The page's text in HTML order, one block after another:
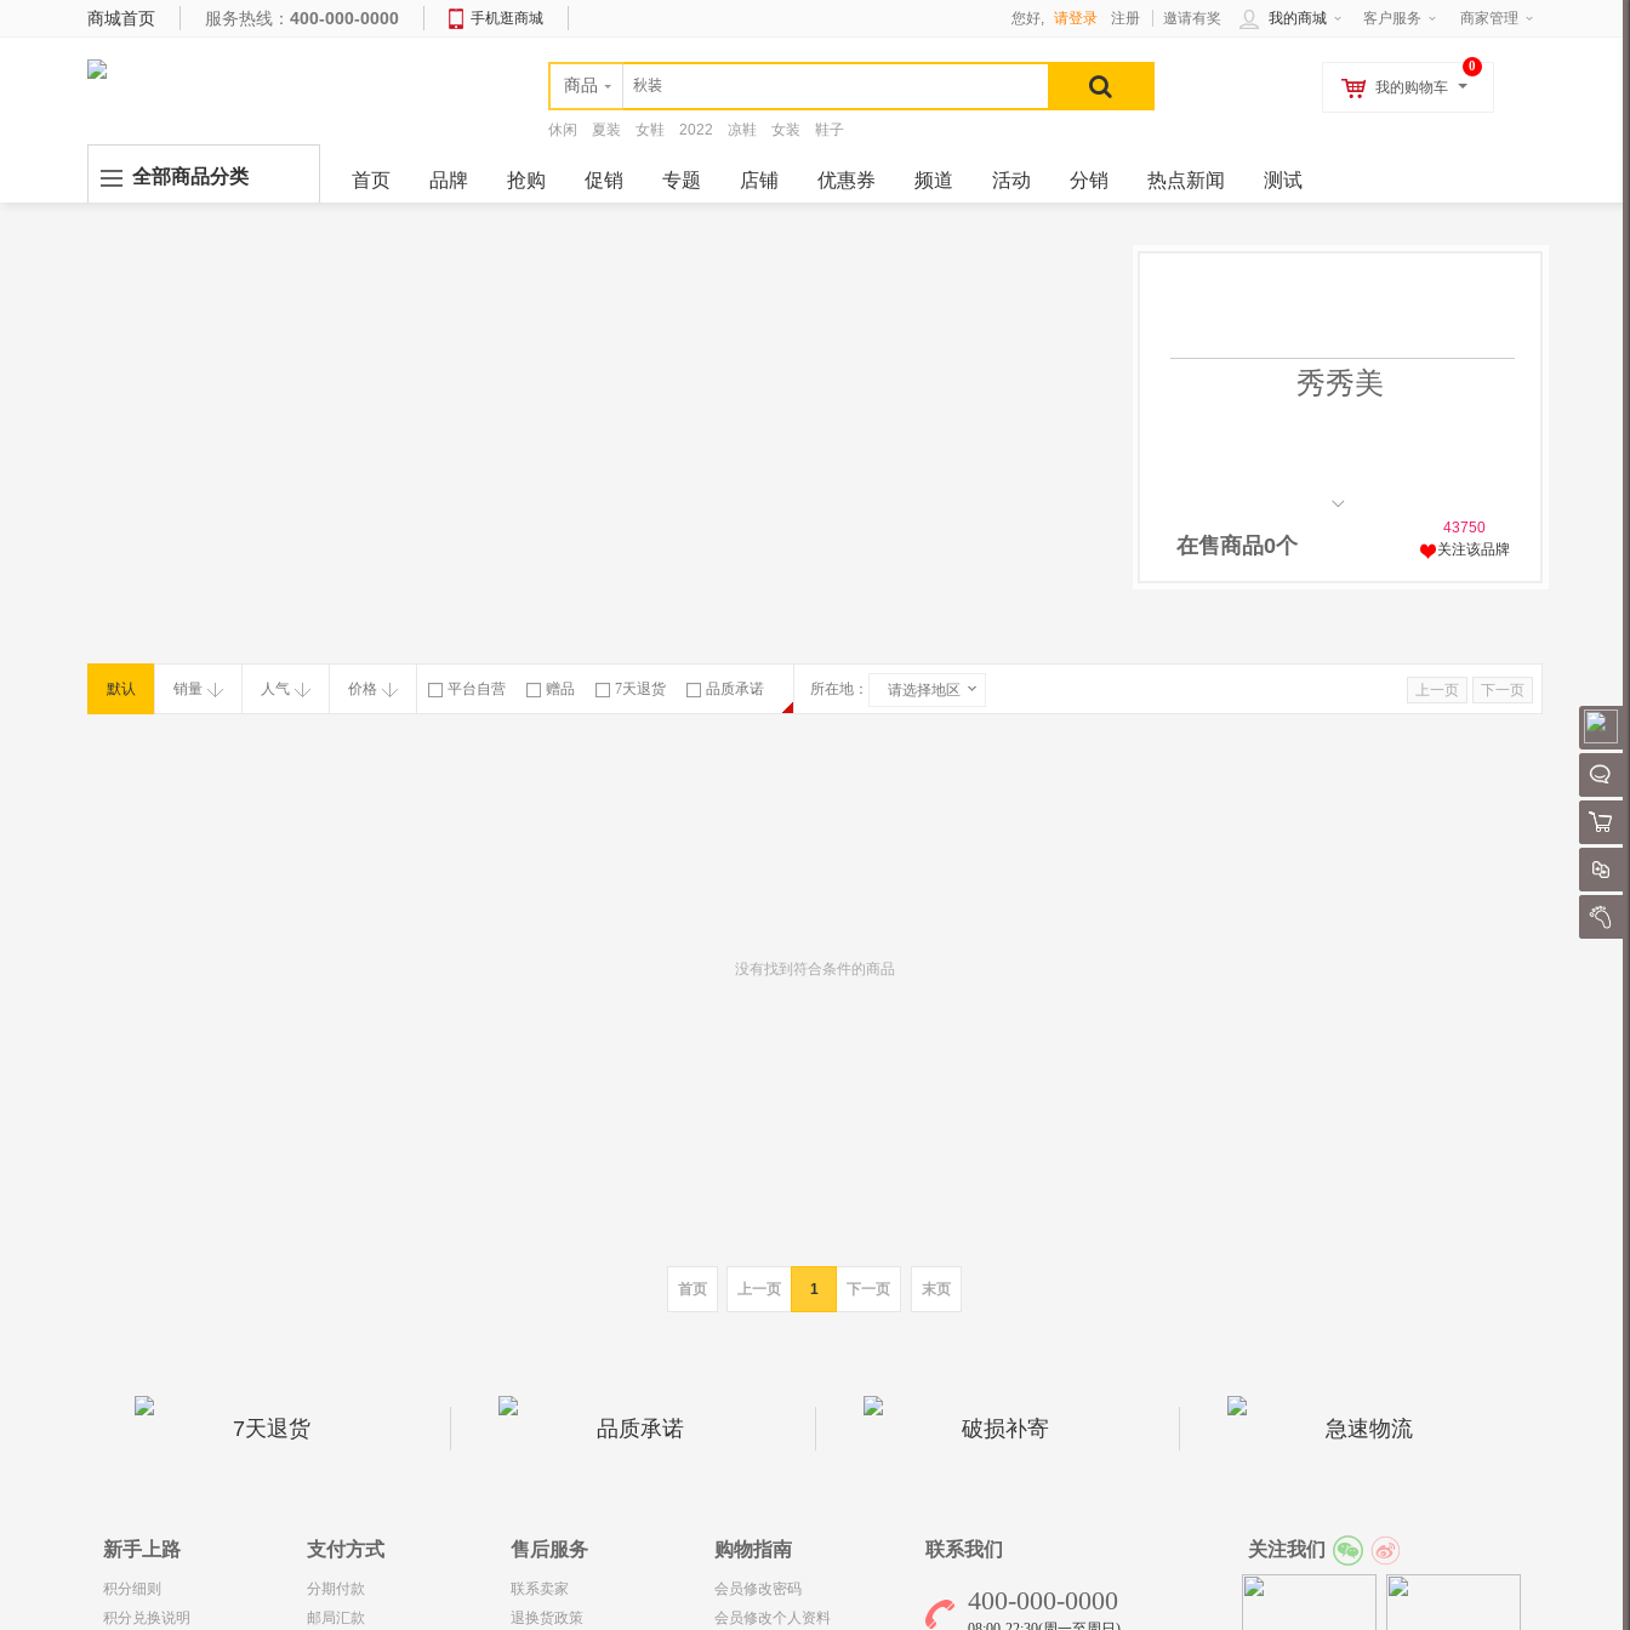
聊
购物
对
我的
商城首页 服务热线： 400-000-0000 手机逛商城 客户服务 商家管理
我的商城
您好, 请登录 注册 邀请有奖
商品
休闲 夏装 女鞋 2022 凉鞋 女装 鞋子
0
我的购物车
全部商品分类 首页 品牌 抢购 促销 专题 店铺 优惠券 频道 活动 分销 热点新闻 测试
秀秀美
在售商品0个
43750
关注该品牌
默认 销量 人气 价格 平台自营 赠品 7天退货 品质承诺 所在地： 请选择地区 上一页 下一页
没有找到符合条件的商品
首页 上一页 1 下一页 末页
7天退货 品质承诺 破损补寄 急速物流
新手上路
积分细则
积分兑换说明
支付方式
分期付款
邮局汇款
售后服务
联系卖家
退换货政策
购物指南
会员修改密码
会员修改个人资料
联系我们
400-000-0000
关注我们